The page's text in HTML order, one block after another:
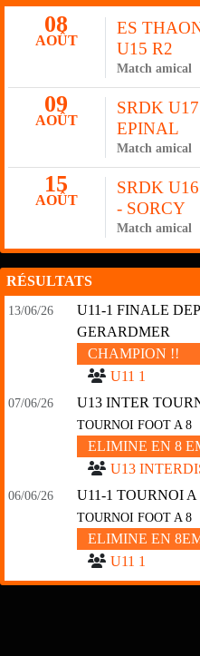
08
AOÛT
ES
U15 R2
Match amical
09
AOÛT
SRDK
EPINAL
Match amical
15
AOÛT
SRDK
- SORCY
Match amical
RÉSULTATS
13/06/26
U11-1 FINALE
GERARDMER
CHAMPION !!
U11 1
07/06/26 U13 INTER
TOURNOI FOOT A 8
ELIMINE EN 8
U13
06/06/26 U11-1 TOURNOI
TOURNOI FOOT A 8
ELIMINE EN
U11 1